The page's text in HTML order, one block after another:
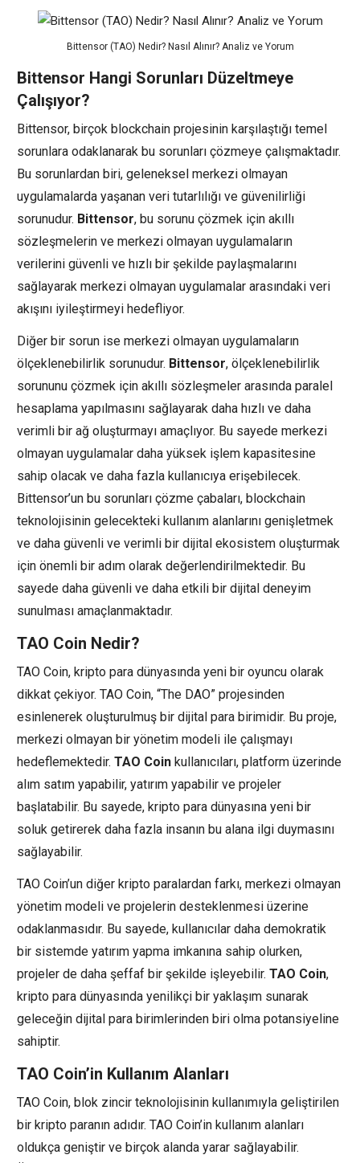
Bittensor (TAO) Nedir? Nasıl Alınır? Analiz ve Yorum
Bittensor Hangi Sorunları Düzeltmeye
Çalışıyor?
Bittensor, birçok blockchain projesinin karşılaştığı temel
sorunlara odaklanarak bu sorunları çözmeye çalışmaktadır.
Bu sorunlardan biri, geleneksel merkezi olmayan
uygulamalarda yaşanan veri tutarlılığı ve güvenilirliği
sorunudur. Bittensor, bu sorunu çözmek için akıllı
sözleşmelerin ve merkezi olmayan uygulamaların
verilerini güvenli ve hızlı bir şekilde paylaşmalarını
sağlayarak merkezi olmayan uygulamalar arasındaki veri
akışını iyileştirmeyi hedefliyor.
Diğer bir sorun ise merkezi olmayan uygulamaların
ölçeklenebilirlik sorunudur. Bittensor, ölçeklenebilirlik
sorununu çözmek için akıllı sözleşmeler arasında paralel
hesaplama yapılmasını sağlayarak daha hızlı ve daha
verimli bir ağ oluşturmayı amaçlıyor. Bu sayede merkezi
olmayan uygulamalar daha yüksek işlem kapasitesine
sahip olacak ve daha fazla kullanıcıya erişebilecek.
Bittensor’un bu sorunları çözme çabaları, blockchain
teknolojisinin gelecekteki kullanım alanlarını genişletmek
ve daha güvenli ve verimli bir dijital ekosistem oluşturmak
için önemli bir adım olarak değerlendirilmektedir. Bu
sayede daha güvenli ve daha etkili bir dijital deneyim
sunulması amaçlanmaktadır.
TAO Coin Nedir?
TAO Coin, kripto para dünyasında yeni bir oyuncu olarak
dikkat çekiyor. TAO Coin, “The DAO” projesinden
esinlenerek oluşturulmuş bir dijital para birimidir. Bu proje,
merkezi olmayan bir yönetim modeli ile çalışmayı
hedeflemektedir. TAO Coin kullanıcıları, platform üzerinde
alım satım yapabilir, yatırım yapabilir ve projeler
başlatabilir. Bu sayede, kripto para dünyasına yeni bir
soluk getirerek daha fazla insanın bu alana ilgi duymasını
sağlayabilir.
TAO Coin’un diğer kripto paralardan farkı, merkezi olmayan
yönetim modeli ve projelerin desteklenmesi üzerine
odaklanmasıdır. Bu sayede, kullanıcılar daha demokratik
bir sistemde yatırım yapma imkanına sahip olurken,
projeler de daha şeffaf bir şekilde işleyebilir. TAO Coin,
kripto para dünyasında yenilikçi bir yaklaşım sunarak
geleceğin dijital para birimlerinden biri olma potansiyeline
sahiptir.
TAO Coin’in Kullanım Alanları
TAO Coin, blok zincir teknolojisinin kullanımıyla geliştirilen
bir kripto paranın adıdır. TAO Coin’in kullanım alanları
oldukça geniştir ve birçok alanda yarar sağlayabilir.